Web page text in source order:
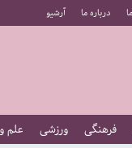
درباره ما آرشیو
فرهنگی ورزشی علم